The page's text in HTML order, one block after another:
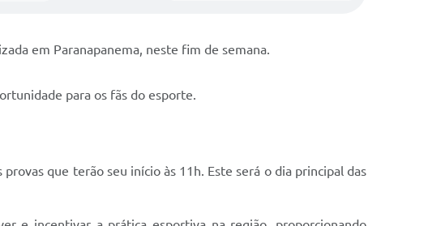
em Paranapanema, neste fim de semana.
para os fãs do esporte.
que terão seu início às 11h. Este será o dia principal das